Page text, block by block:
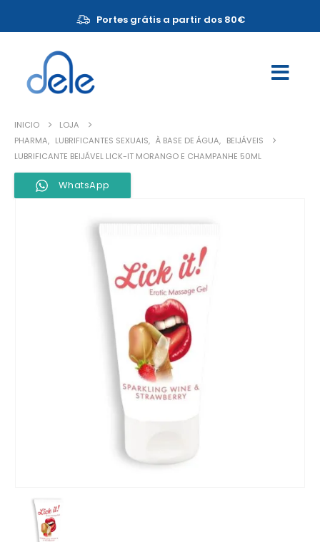
Portes grátis a partir dos 80€
INICIO
LOJA
PHARMA, LUBRIFICANTES SEXUAIS, À BASE DE ÁGUA, BEIJÁVEIS
LUBRIFICANTE BEIJÁVEL LICK-IT MORANGO E CHAMPANHE 50ML
WhatsApp